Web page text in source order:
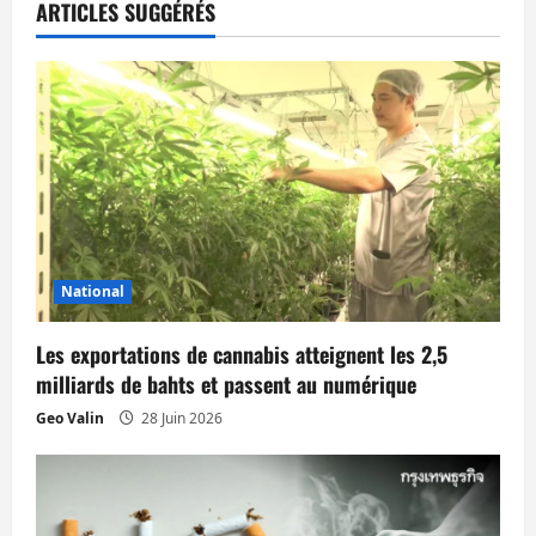
t
i
o
n
d
’
a
r
t
ARTICLES SUGGÉRÉS
National
Les exportations de cannabis atteignent les 2,5
milliards de bahts et passent au numérique
Geo Valin 28 Juin 2026